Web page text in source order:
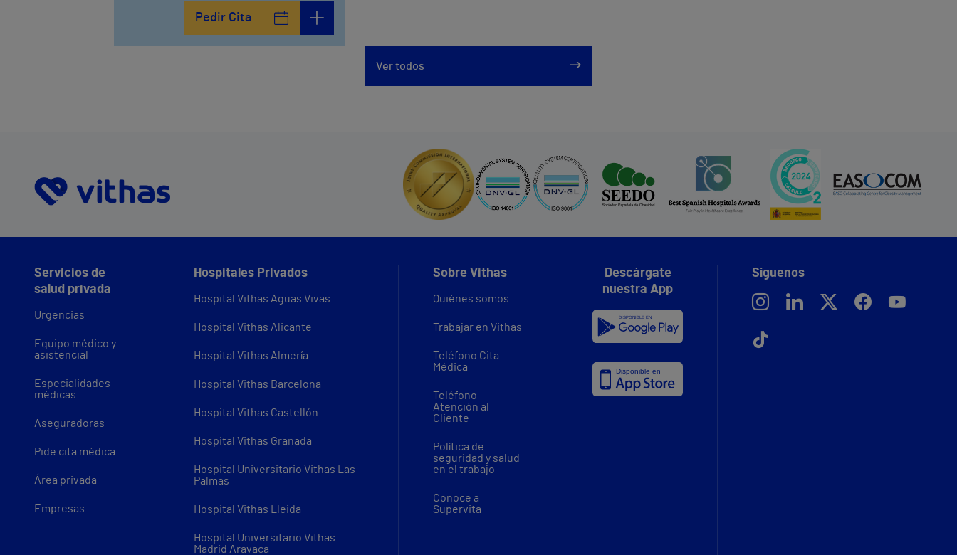
Pedir Cita
Ver todos
Servicios de
salud privada
Urgencias
Equipo médico y
asistencial
Especialidades
médicas
Aseguradoras
Pide cita médica
Área privada
Empresas
Hospitales Privados
Hospital Vithas Aguas Vivas
Hospital Vithas Alicante
Hospital Vithas Almería
Hospital Vithas Barcelona
Hospital Vithas Castellón
Hospital Vithas Granada
Hospital Universitario Vithas Las
Palmas
Hospital Vithas Lleida
Hospital Universitario Vithas
Madrid Aravaca
Sobre Vithas
Quiénes somos
Trabajar en Vithas
Teléfono Cita
Médica
Teléfono
Atención al
Cliente
Política de
seguridad y salud
en el trabajo
Conoce a
Supervita
Descárgate
nuestra App
Síguenos